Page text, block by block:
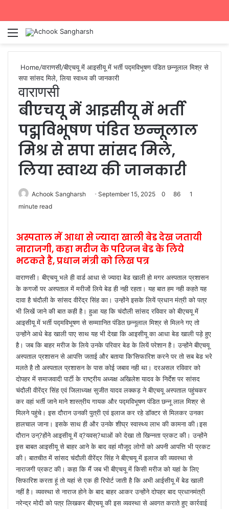
Menu
Home/वाराणसी/बीएचयू में आइसीयू में भर्ती पद्मविभूषण पंडित छन्नूलाल मिश्र से
सपा सांसद मिले, लिया स्वाथ्य की जानकारी
वाराणसी
बीएचयू में आइसीयू में भर्ती
पद्मविभूषण पंडित छन्नूलाल
मिश्र से सपा सांसद मिले,
लिया स्वाथ्य की जानकारी
Achook Sangharsh September 15, 2025 0 86
1
minute read
अस्पताल में आधा से ज्यादा खाली बेड देख जतायी
नाराजगी, कहा मरीज के परिजन बेड के लिये
भटकते है, प्रधान मंत्री को लिख पत्र
वाराणसी। बीएचयू भले ही वार्ड आधा से ज्यादा बेड खाली हो मगर अस्पताल प्रशासन
के कगजों पर अस्पताल में मरीजों लिये बेड ही नही रहता। यह बात हम नही कहते यह
दावा है चंदौली के सांसद वीरेंद्र सिंह का। उन्होंने इसके लियें प्रधान मंत्री को पत्र
भी लिखें जाने की बात कही है। हुआ यह कि चंदौली सांसद रविवार को बीएचयू में
आइसीयू में भर्ती पद्मविभूषण से सम्माानित पंडित छन्नूलाल मिश्र से मिलने गए तो
उन्होंने आधे बेड खाली पाए साथ यह भी देखा कि आइसीयू का आधा बेड खाली पड़े हुए
है। जब कि बाहर मरीज के लिये उनके परिवार बेड के लियें परेशान है। उन्होंने बीएचयू
अस्पताल प्रशासन से आपत्ति जताई और बताया कि’सिफारिश करने पर तो सब बेड भरे
मलते है तोे अस्पताल प्रशासन के पास कोई जबाव नही था। दरअसल रविवार को
दोपहर में समाजवादी पार्टी के राष्ट्रीय अध्यक्ष अखिलेश यादव के निर्देश पर सांसद
चंदौली वीरेंद्र सिंह एवं जिलाध्यक्ष सुजीत यादव लक्कड़ ने बीएचयू अस्पताल पहुंचकर
कर वहां भर्ती जाने माने शास्त्रीय गायक और पद्मविभूषण पंडित छन्नू लाल मिश्र से
मिलने पहुंचे। इस दौरान उनकी पुत्री एवं इलाज कर रहे डॉक्टर से मिलकर उनका
हालचाल जाना। इसके साथ ही और उनके शीघ्र स्वास्थ्य लाभ की कामना की।इस
दौरान उन्?होंने आइसीयू में व्?यवस्?थाओं को देखा तो खिन्नता प्रकट की। उन्होंने
इस बाबत आइसीयू से बाहर आने के बाद वहां मौजूद लोगों को अपनी आपत्ति भी प्रकट
की। बातचीत में सांसद चंदौली वीरेंद्र सिंह ने बीएचयू में इलाज की व्यवस्था से
नाराजगी प्रकट की। कहा कि मैं जब भी बीएचयू में किसी मरीज को यहां के लिए
सिफारिश करता हूं तो यहां से एक ही रिपोर्ट जाती है कि अभी आईसीयू में बेड खाली
नहीं है। व्यवस्था से नाराज होने के बाद बाहर आकर उन्होंने दोपहर बाद प्रधानमंत्री
नरेन्द्र मोदी को पत्र लिखकर बीएचयू की इस व्यवस्था से अवगत कराते हुए कार्रवाई